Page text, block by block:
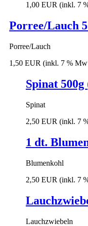
1,00 EUR (inkl. 7
Porree/Lauch
Porree/Lauch
1,50 EUR (inkl. 7 %
Spinat
Spinat
2,50 EUR (inkl. 7
1 dt.
Blumenkohl
2,50 EUR (inkl. 7
Lauchzwiebeln